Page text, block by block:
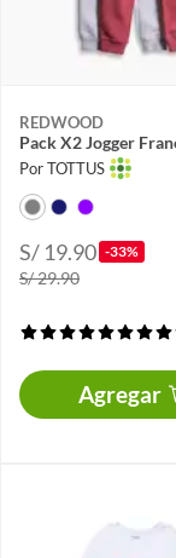
REDWOOD
Pack X2 Jogger
Por TOTTUS
S/ 19.90 -33%
S/ 29.90
Agregar